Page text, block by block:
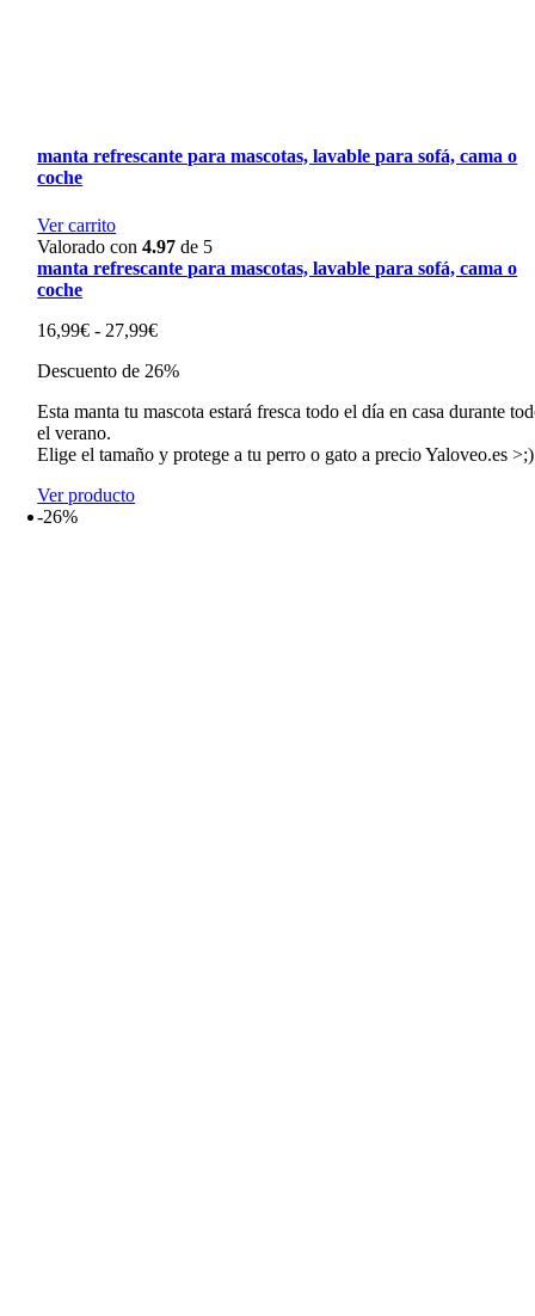
manta refrescante para mascotas, lavable para sofá, cama o
coche
Ver carrito
Valorado con4.97 de 5
manta refrescante para mascotas, lavable para sofá, cama o
coche
16,99€ - 27,99€Rango
precios:
16,99€
27,99€
Descuento de 26%
Esta manta tu mascota estará fresca todo el día en casa durante
el verano.
Elige el tamaño y protege a tu perro o gato a precio Yaloveo.es >;)
Ver producto
-26%